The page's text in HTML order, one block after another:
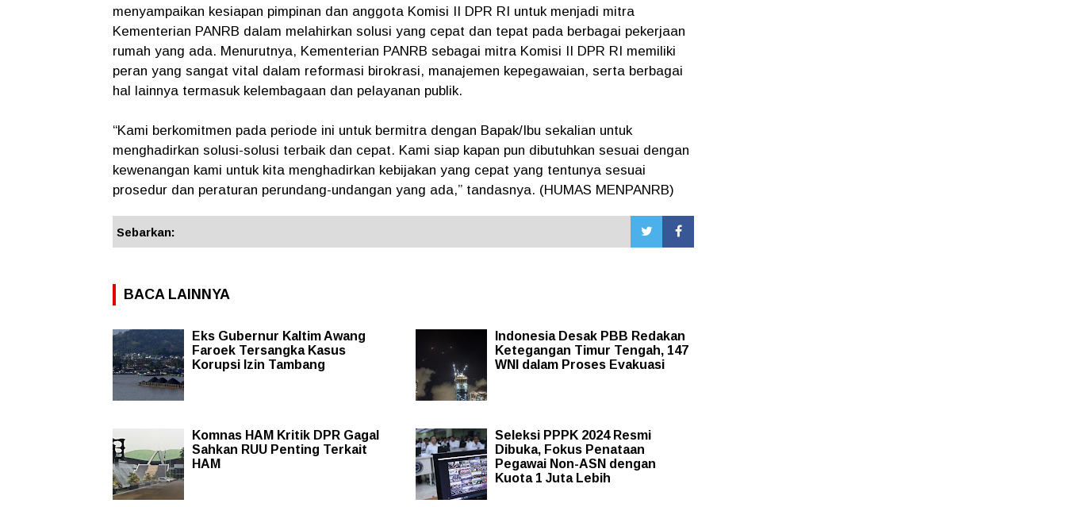
menyampaikan kesiapan pimpinan dan anggota Komisi II DPR RI untuk menjadi mitra
Kementerian PANRB dalam melahirkan solusi yang cepat dan tepat pada berbagai pekerjaan
rumah yang ada. Menurutnya, Kementerian PANRB sebagai mitra Komisi II DPR RI memiliki
peran yang sangat vital dalam reformasi birokrasi, manajemen kepegawaian, serta berbagai
hal lainnya termasuk kelembagaan dan pelayanan publik.
“Kami berkomitmen pada periode ini untuk bermitra dengan Bapak/Ibu sekalian untuk
menghadirkan solusi-solusi terbaik dan cepat. Kami siap kapan pun dibutuhkan sesuai dengan
kewenangan kami untuk kita menghadirkan kebijakan yang cepat yang tentunya sesuai
prosedur dan peraturan perundang-undangan yang ada,” tandasnya. (HUMAS MENPANRB)
Sebarkan:
BACA LAINNYA
Eks Gubernur Kaltim Awang
Faroek Tersangka Kasus
Korupsi Izin Tambang
Indonesia Desak PBB Redakan
Ketegangan Timur Tengah, 147
WNI dalam Proses Evakuasi
Komnas HAM Kritik DPR Gagal
Sahkan RUU Penting Terkait
HAM
Seleksi PPPK 2024 Resmi
Dibuka, Fokus Penataan
Pegawai Non-ASN dengan
Kuota 1 Juta Lebih